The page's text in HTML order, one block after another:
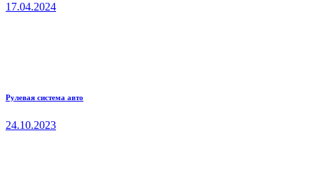
17.04.2024
Рулевая система авто
24.10.2023